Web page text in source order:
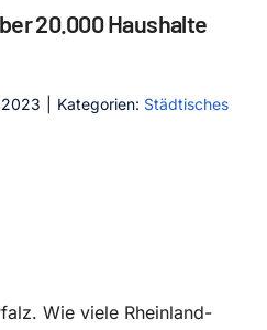
20.000 Haushalte
Kategorien: Städtisches
Wie viele Rheinland-